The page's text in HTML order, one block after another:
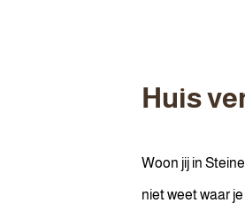
Huis
Woon jij in
niet weet waar